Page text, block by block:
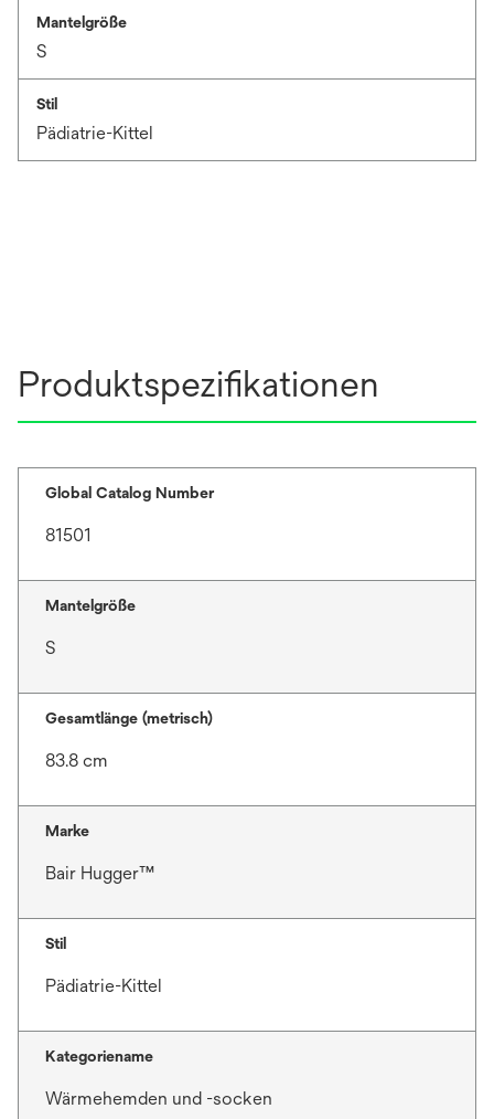
Mantelgröße
S
Stil
Pädiatrie-Kittel
Produktspezifikationen
Global Catalog Number
81501
Mantelgröße
S
Gesamtlänge (metrisch)
83.8 cm
Marke
Bair Hugger™
Stil
Pädiatrie-Kittel
Kategoriename
Wärmehemden und -socken